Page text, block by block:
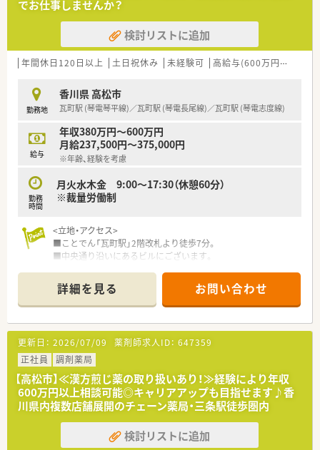
■店舗拡大に伴いキャリアアップできるポジションが多数あり！
頑張り次第で高給与も可能！
■日用品から医薬品・化粧品まで、従業員割引制度など支出を減
らせる嬉しいメリットもたくさんあります！
■「暮らしに役立つことなら何でも取り組もう」をモットーに、
■設備機器を全店舗統一しており、分包機・軟膏ねり機・PTP除包
機の他にバーコード照合監査システムを全店に導入していま
す。
■月3日まで希望休を出すことが出来るため、プライベートの予
定が立てやすい環境が整っています。
■研修講師や在宅の推進、リクルーターなど、興味があれば調剤
以外の取組に参加することができます。
20～25枚程度になるように配置されてます。
余裕をもった人員配置で患者さまの対応にしっかりと時間を
＜こんな方にオススメ＞
■調剤業務をメインとし服薬指導とともにOTC商材の提案もし
■生活に密着したアドバイスができる薬剤師になりたい方
■調剤業務とOTC業務の両方に興味があり、薬剤師としての幅を
広げたい方
でお仕事しませんか？
検討リストに追加
年間休日120日以上 土日祝休み 未経験可 高給与(600万円以上)
勤務地
香川県 高松市
瓦町駅 (琴電琴平線)／瓦町駅 (琴電長尾線)／瓦町駅 (琴電志度線)
給与
年収380万円～600万円
月給237,500円～375,000円
※年齢、経験を考慮
勤務
時間
月火水木金 9:00～17:30（休憩60分）
※裁量労働制
<立地・アクセス>
■ことでん「瓦町駅」2階改札より徒歩7分。
■中央通り沿いにあるビルにございます。
＜企業について＞
■全国で700名のCRCが在籍している
治験業界最大手の東証プライム上場企業です。
■日本の治験業界をリードし業界トップクラスの
治験支援実績とノウハウを誇っています。
■日本に新薬開発の約80%に関わり、
医薬品の非臨床研究から製造・販売まで
一気通貫の事業展開をしている企業です。
■人材育成にも力を入れており、
様々な研修制度を整えており業界内でも随一です。
＜代表的な業務＞
■治験コーディネーター業務
詳細を見る お問い合わせ
更新日： 2026/07/09 薬剤師求人ID： 647359
正社員
調剤薬局
【高松市】≪漢方煎じ薬の取り扱いあり！≫経験により年収
600万円以上相談可能◎キャリアアップも目指せます♪香
川県内複数店舗展開のチェーン薬局・三条駅徒歩圏内
検討リストに追加